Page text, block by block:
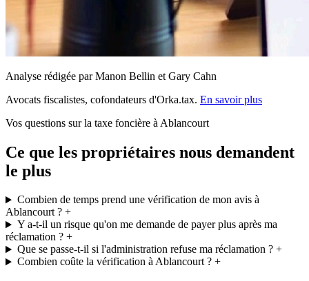
Analyse rédigée par Manon Bellin et Gary Cahn
Avocats fiscalistes, cofondateurs d'Orka.tax. En savoir plus
Vos questions sur la taxe foncière à Ablancourt
Ce que les propriétaires nous demandent
le plus
Combien de temps prend une vérification de mon avis à
Ablancourt ? +
Y a-t-il un risque qu'on me demande de payer plus après ma
réclamation ? +
Que se passe-t-il si l'administration refuse ma réclamation ?+
Combien coûte la vérification à Ablancourt ?+